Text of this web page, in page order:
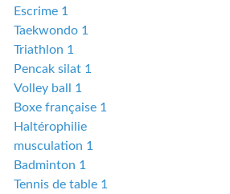
Escrime 1
Taekwondo 1
Triathlon 1
Pencak silat 1
Volley ball 1
Boxe française 1
Haltérophilie
musculation 1
Badminton 1
Tennis de table 1